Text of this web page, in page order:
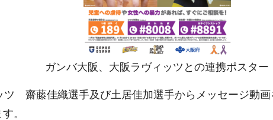
ガンバ大阪、大阪ラヴィッツとの連携ポスター
齋藤佳織選手及び土居佳加選手からメッセージ動画
。